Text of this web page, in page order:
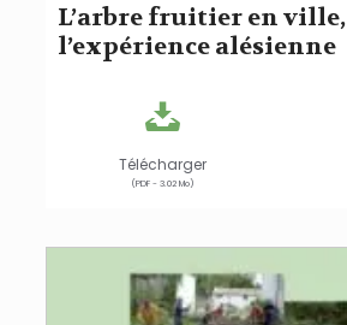
L’arbre fruitier en ville,
l’expérience alésienne
Télécharger
(PDF - 3.02 Mo)